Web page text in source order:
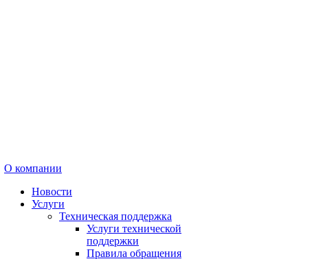
О компании
Новости
Услуги
Техническая поддержка
Услуги технической
поддержки
Правила обращения